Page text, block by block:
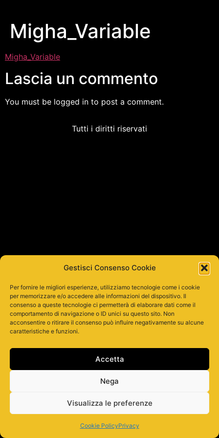
Gestisci Consenso Cookie
Per fornire le migliori esperienze, utilizziamo tecnologie come i cookie
per memorizzare e/o accedere alle informazioni del dispositivo. Il
consenso a queste tecnologie ci permetterà di elaborare dati come il
comportamento di navigazione o ID unici su questo sito. Non
acconsentire o ritirare il consenso può influire negativamente su alcune
caratteristiche e funzioni.
Accetta
Nega
Visualizza le preferenze
Cookie PolicyPrivacy
Migha_Variable
Migha_Variable
Lascia un commento
You must be logged in to post a comment.
Tutti i diritti riservati